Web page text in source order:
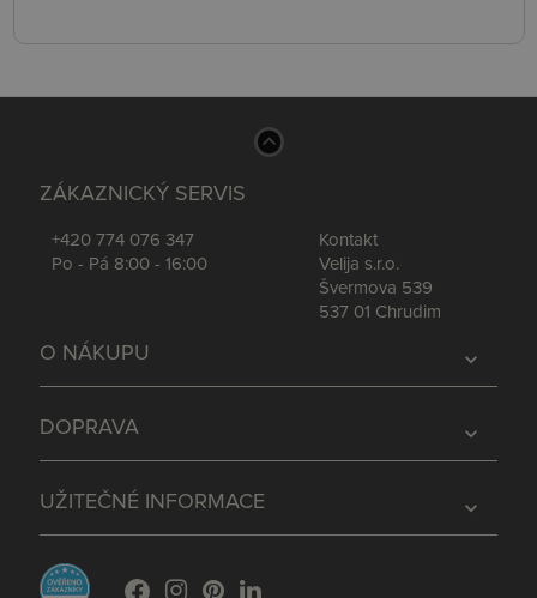
ZÁKAZNICKÝ SERVIS
+420 774 076 347
Po - Pá 8:00 - 16:00
Kontakt
Velija s.r.o.
Švermova 539
537 01 Chrudim
expand_more
O NÁKUPU
expand_more
DOPRAVA
expand_more
UŽITEČNÉ INFORMACE